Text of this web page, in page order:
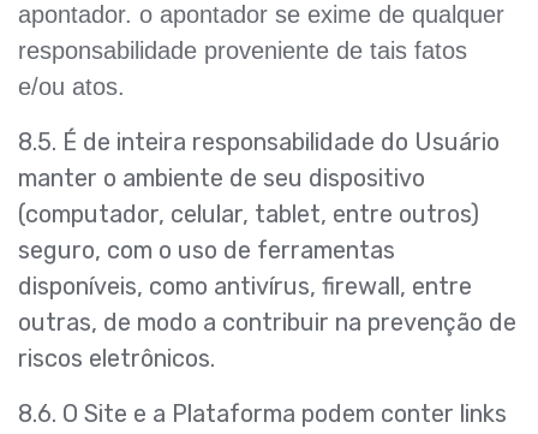
apontador. o apontador se exime de qualquer
responsabilidade proveniente de tais fatos
e/ou atos.
8.5. É de inteira responsabilidade do Usuário
manter o ambiente de seu dispositivo
(computador, celular, tablet, entre outros)
seguro, com o uso de ferramentas
disponíveis, como antivírus, firewall, entre
outras, de modo a contribuir na prevenção de
riscos eletrônicos.
8.6. O Site e a Plataforma podem conter links